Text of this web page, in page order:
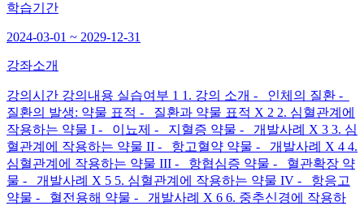
학습기간
2024-03-01 ~ 2029-12-31
강좌소개
강의시간 강의내용 실습여부 1 1. 강의 소개 - 인체의 질환 -
질환의 발생: 약물 표적 - 질환과 약물 표적 X 2 2. 심혈관계에
작용하는 약물 I - 이뇨제 - 지혈증 약물 - 개발사례 X 3 3. 심
혈관계에 작용하는 약물 II - 항고혈약 약물 - 개발사례 X 4 4.
심혈관계에 작용하는 약물 III - 항협심증 약물 - 혈관확장 약
물 - 개발사례 X 5 5. 심혈관계에 작용하는 약물 IV - 항응고
약물 - 혈전용해 약물 - 개발사례 X 6 6. 중추신경에 작용하